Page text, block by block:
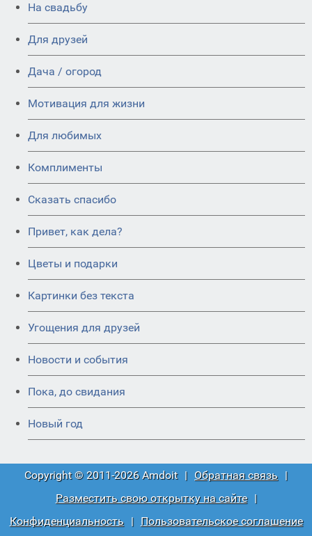
На свадьбу
Для друзей
Дача / огород
Мотивация для жизни
Для любимых
Комплименты
Сказать спасибо
Привет, как дела?
Цветы и подарки
Картинки без текста
Угощения для друзей
Новости и события
Пока, до свидания
Новый год
Copyright © 2011-2026 Amdoit | Обратная связь |
Разместить свою открытку на сайте
|
Конфиденциальность
| Пользовательское соглашение